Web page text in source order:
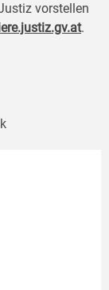
vorstellen
.